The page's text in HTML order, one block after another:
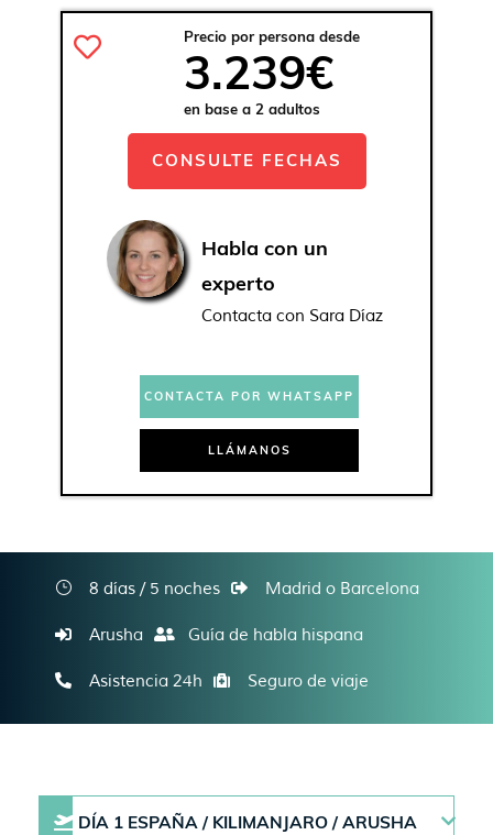
KARATU - SERENGETI - NGORONGORO
Precio por persona desde
3.239€
en base a 2 adultos
CONSULTE FECHAS
Habla con un
experto
Contacta con Sara Díaz
CONTACTA POR WHATSAPP
LLÁMANOS
8 días / 5 noches Madrid o Barcelona
Arusha Guía de habla hispana
Asistencia 24h Seguro de viaje
DÍA 1 ESPAÑA / KILIMANJARO / ARUSHA